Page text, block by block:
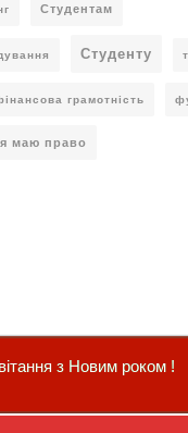
Студентам
Студенту
грамотність
я маю право
з Новим роком !